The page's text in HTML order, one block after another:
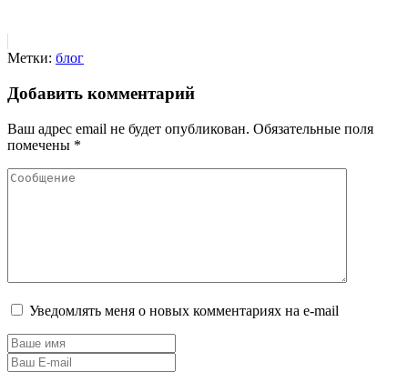
Метки: блог
Добавить комментарий
Ваш адрес email не будет опубликован. Обязательные поля
помечены *
Уведомлять меня о новых комментариях на e-mail